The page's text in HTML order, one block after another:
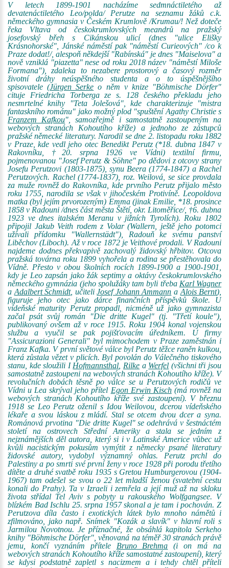
V letech 1899-1901 nacházíme sedmnáctiletého až
devatenáctiletého Leo/polda/ Perutze na seznamu žáků c.k.
německého gymnasia v Českém Krumlově /Krumau/! Než doteče
řeka Vltava od českokrumlovských meandrů na pražský
josefovský břeh s Cikánskou ulicí (dnes "ulice Elišky
Krásnohorské", Jánské náměstí pak "náměstí Curieových" /co k
Praze dodat!/, alespoň někdejší "Rabínská" je dnes "Maiselova" a
nově vzniklá "piazetta" nese od roku 2018 název "náměstí Miloše
Formana"), zdaleka to nezabere prostorový a časový rozměr
životní dráhy neúspěšného studenta a o to úspěšnějšího
spisovatele (Jürgen Serke o něm v knize "Böhmische Dörfer"
cituje Friedricha Torberga ze s. 128 českého překladu jeho
nesmrtelné knihy "Teta Jolešová", kde charakterizuje "mistra
fantaskního románu" jako možný plod "spuštění Agathy Christie s
Franzem Kafkou", samozřejmě i samostatně zastoupeným na
webových stranách Kohoutího kříže) a jednoho ze zástupců
pražské německé literatury. Narodil se dne 2. listopadu roku 1882
v Praze, kde vedl jeho otec Benedikt Perutz (*18. dubna 1847 v
Rakovníku, †20. srpna 1926 ve Vídni) textilní firmu,
pojmenovanou "Josef Perutz & Söhne" po dědovi z otcovy strany
Josefu Perutzovi (1803-1875), synu Beera (1774-1847) a Rachel
Perutzových. Rachel (1774-1837), roz. Weilová, se sice provdala
za muže rovněž do Rakovníka, kde prvního Perutz přijalo město
roku 1755, narodila se však v jihočeském Protivíně. Leopoldova
matka (byl jejím prvorozeným) Emma (jinak Emilie, *18. prosince
1858 v Radouni /dnes část města Štětí, okr. Litoměřice/, †6. dubna
1923 ve dnes italském Meranu v jižních Tyrolích). Roku 1802
připojil Jakub Veith rodem z Volar (Wallern, ještě jeho potomci
užívali přídomku "Wallernstädt"), Radouň ke svému panství
Liběchov (Liboch). Až v roce 1872 je Veithové prodali. V Radouni
najdeme dodnes překvapivě zachovalý židovský hřbitov. Otcova
pražská továrna roku 1899 vyhořela a rodina se přestěhovala do
Vídně. Přesto v obou školních rocích 1899-1900 a 1900-1901,
kdy je Leo zapsán jako žák septimy a oktávy českokrumlovského
německého gymnázia (jeho spolužáky tam byli třeba Karl Wagner
a Adalbert Schmidt, učiteliJosef Johann Ammann a Alois Bernt),
figuruje jeho otec jako dárce finančních příspěvků škole. U
vídeňské maturity Perutz propadl, nicméně už jako gymnazista
začal psát svůj román "Die dritte Kugel" (tj. "Třetí koule"),
publikovaný ovšem až v roce 1915. Roku 1904 konal vojenskou
službu a vyučil se pak pojišťovacím úředníkem. U firmy
"Assicurazioni Generali" byl mimochodem v Praze zaměstnán i
Franz Kafka. V první světové válce byl Perutz těžce raněn kulkou,
která zůstala vězet v plicích. Byl povolán do Válečného tiskového
stanu, kde sloužili I Hofmannsthal Rilke a Werfel (všichni tři jsou
samostatně zastoupeni na webových stranách Kohoutího kříže). V
revolučních dobách těsně po válce se u Perutzových rodičů ve
Vídni u Lea skrýval jeho přítel Egon Erwin Kisch(má rovněž na
webových stranách Kohoutího kříže své zastoupení). V březnu
1918 se Leo Perutz oženil s Idou Weilovou, dcerou vídeňského
lékaře a svou láskou z mládí. Stal se otcem dvou dcer a syna.
Románová prvotina "Die dritte Kugel" se odehrává v šestnáctém
století na ostrovech Střední Ameriky a stala se jedním z
nejznámějších děl autora, který si i v Latinské Americe vůbec už
kvůli nacistickým pokusům vymýtit z německy psané literatury
židovské autory, vydobyl významný ohlas. Perutz prchl do
Palestiny a po smrti své první ženy v roce 1928 při porodu třetího
dítěte a druhé svatbě roku 1935 s Gretou Humburgerovou (1904-
1967) tam odešel se svou o 22 let mladší ženou (svatební cestu
konali do Prahy). Ta v Izraeli i zemřela a její muž až na skloku
života střídal Tel Aviv s pobyty u rakouského Wolfgangsee. V
blízkém Bad Ischlu 25. srpna 1957 skonal a je tam i pochován. Z
Perutzova díla často i exotických látek bylo mnoho námětů i
zfilmováno, jako např. Snímek "Kozák a slavík" v hlavní roli s
Jarmilou Novotnou. Je příznačné, že obsáhlá kapitola Serkeho
knihy "Böhmische Dörfer", věnovaná na téměř 30 stranách právě
jemu, končí vyznáním přítele Bruno Brehma (i on má na
webových stranách Kohoutího kříže samostatné zastoupení), který
se kdysi podstatně zapletl s nacizmem a i tehdy chtěl příteli